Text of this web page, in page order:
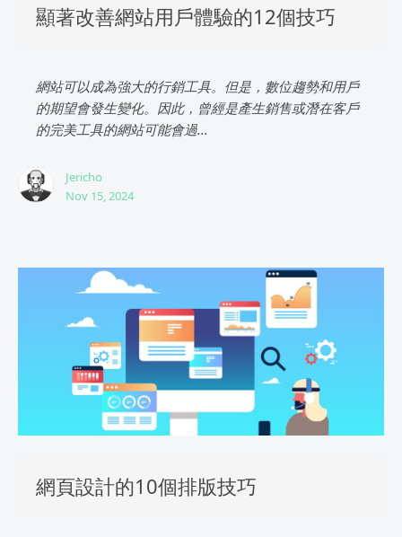
顯著改善網站用戶體驗的12個技巧
網站可以成為強大的行銷工具。但是，數位趨勢和用戶
的期望會發生變化。因此，曾經是產生銷售或潛在客戶
的完美工具的網站可能會過...
Jericho
Nov 15, 2024
網頁設計的10個排版技巧